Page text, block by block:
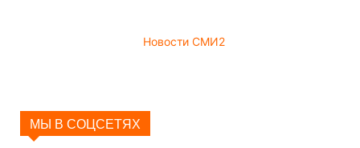
Новости СМИ2
МЫ В СОЦСЕТЯХ